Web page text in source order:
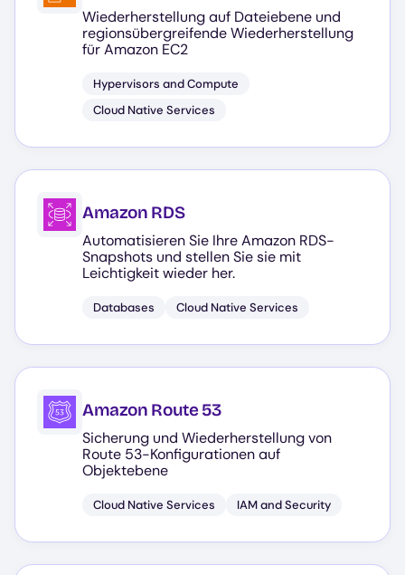
Wiederherstellung auf Dateiebene und
regionsübergreifende Wiederherstellung
für Amazon EC2
Hypervisors and Compute
Cloud Native Services
Amazon RDS
Automatisieren Sie Ihre Amazon RDS-
Snapshots und stellen Sie sie mit
Leichtigkeit wieder her.
Databases Cloud Native Services
Amazon Route 53
Sicherung und Wiederherstellung von
Route 53-Konfigurationen auf
Objektebene
Cloud Native Services IAM and Security